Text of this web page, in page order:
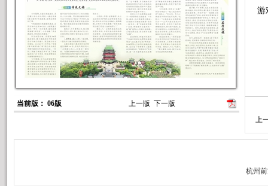
当前版： 06版 上一版 下一版
游
上